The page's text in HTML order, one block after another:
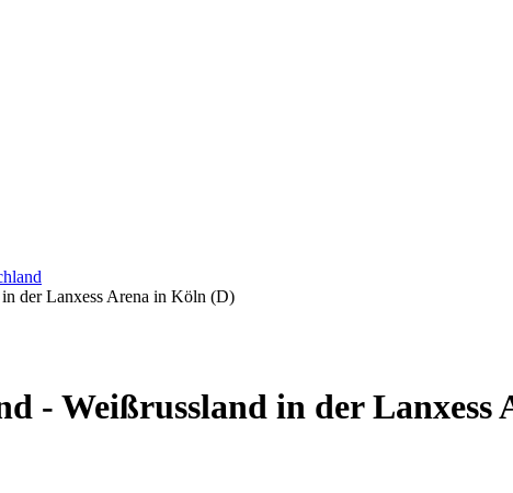
der Lanxess Arena in Köln (D)
- Weißrussland in der